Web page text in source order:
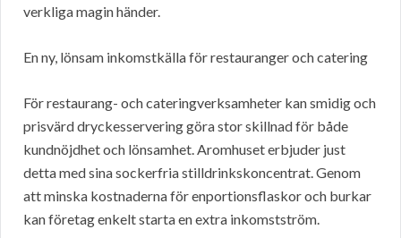
verkliga magin händer.
En ny, lönsam inkomstkälla för restauranger och catering
För restaurang- och cateringverksamheter kan smidig och
prisvärd dryckesservering göra stor skillnad för både
kundnöjdhet och lönsamhet. Aromhuset erbjuder just
detta med sina sockerfria stilldrinkskoncentrat. Genom
att minska kostnaderna för enportionsflaskor och burkar
kan företag enkelt starta en extra inkomstström.